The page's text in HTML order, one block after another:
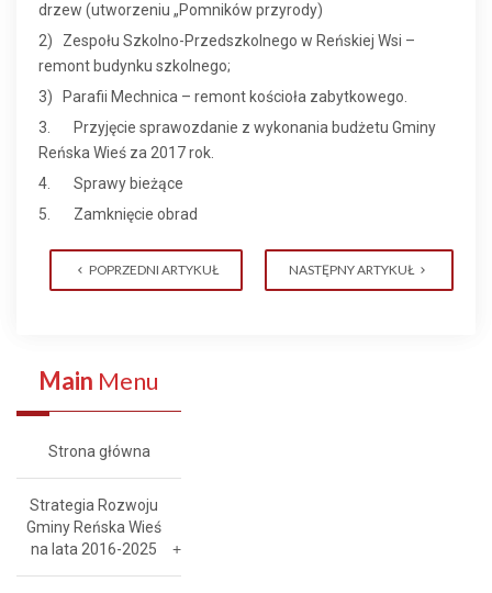
drzew (utworzeniu „Pomników przyrody)
2) Zespołu Szkolno-Przedszkolnego w Reńskiej Wsi –
remont budynku szkolnego;
3) Parafii Mechnica – remont kościoła zabytkowego.
3. Przyjęcie sprawozdanie z wykonania budżetu Gminy
Reńska Wieś za 2017 rok.
4. Sprawy bieżące
5. Zamknięcie obrad
POPRZEDNI ARTYKUŁ NASTĘPNY ARTYKUŁ
Main Menu
Strona główna
Strategia Rozwoju
Gminy Reńska Wieś
na lata 2016-2025